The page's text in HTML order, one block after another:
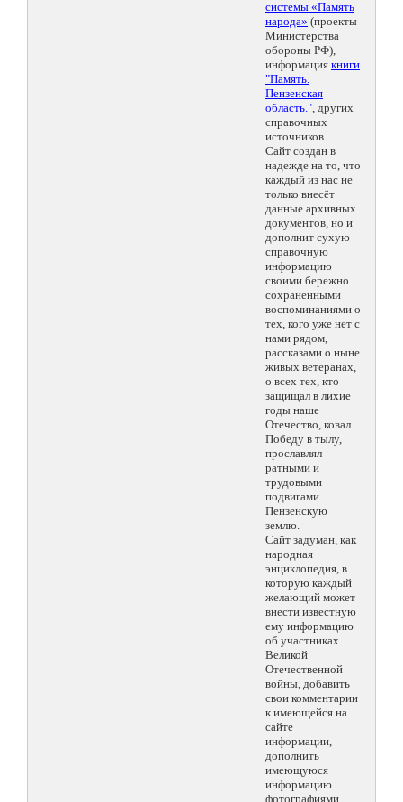
системы «Память
народа» (проекты
Министерства
обороны РФ),
информация книги
"Память.
Пензенская
область.", других
справочных
источников.
Сайт создан в
надежде на то, что
каждый из нас не
только внесёт
данные архивных
документов, но и
дополнит сухую
справочную
информацию
своими бережно
сохраненными
воспоминаниями о
тех, кого уже нет с
нами рядом,
рассказами о ныне
живых ветеранах,
о всех тех, кто
защищал в лихие
годы наше
Отечество, ковал
Победу в тылу,
прославлял
ратными и
трудовыми
подвигами
Пензенскую
землю.
Сайт задуман, как
народная
энциклопедия, в
которую каждый
желающий может
внести известную
ему информацию
об участниках
Великой
Отечественной
войны, добавить
свои комментарии
к имеющейся на
сайте
информации,
дополнить
имеющуюся
информацию
фотографиями,